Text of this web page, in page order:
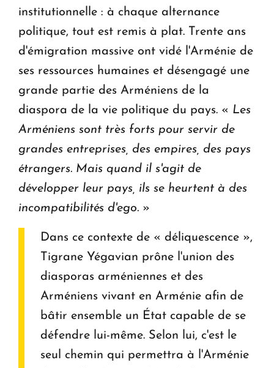
institutionnelle : à chaque alternance
politique, tout est remis à plat. Trente ans
d'émigration massive ont vidé l'Arménie de
ses ressources humaines et désengagé une
grande partie des Arméniens de la
diaspora de la vie politique du pays. « Les
Arméniens sont très forts pour servir de
grandes entreprises, des empires, des pays
étrangers. Mais quand il s'agit de
développer leur pays, ils se heurtent à des
incompatibilités d'ego. »
Dans ce contexte de « déliquescence »,
Tigrane Yégavian prône l'union des
diasporas arméniennes et des
Arméniens vivant en Arménie afin de
bâtir ensemble un État capable de se
défendre lui-même. Selon lui, c'est le
seul chemin qui permettra à l'Arménie